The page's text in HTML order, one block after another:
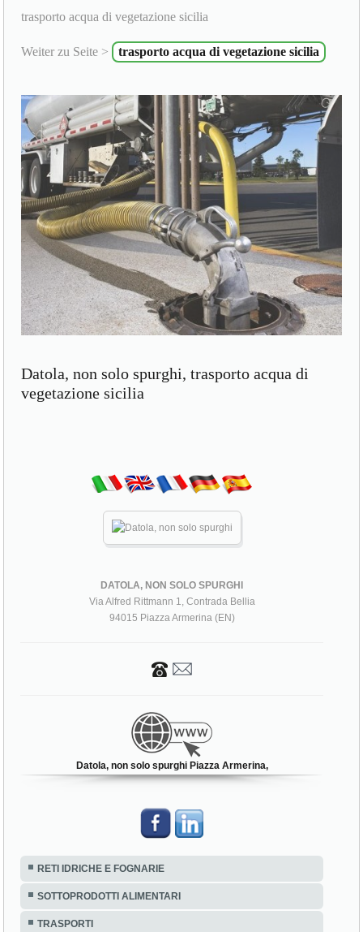
trasporto acqua di vegetazione sicilia
Weiter zu Seite > trasporto acqua di vegetazione sicilia
Datola, non solo spurghi, trasporto acqua di
vegetazione sicilia
DATOLA, NON SOLO SPURGHI
Via Alfred Rittmann 1, Contrada Bellia
94015 Piazza Armerina (EN)
Datola, non solo spurghi Piazza Armerina,
RETI IDRICHE E FOGNARIE
SOTTOPRODOTTI ALIMENTARI
TRASPORTI